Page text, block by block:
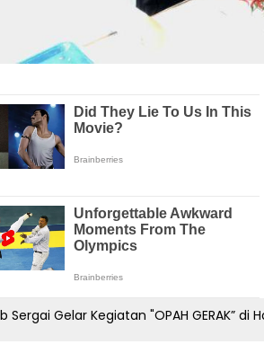
Sergai Gelar Kegiatan "OPAH GERAK” di